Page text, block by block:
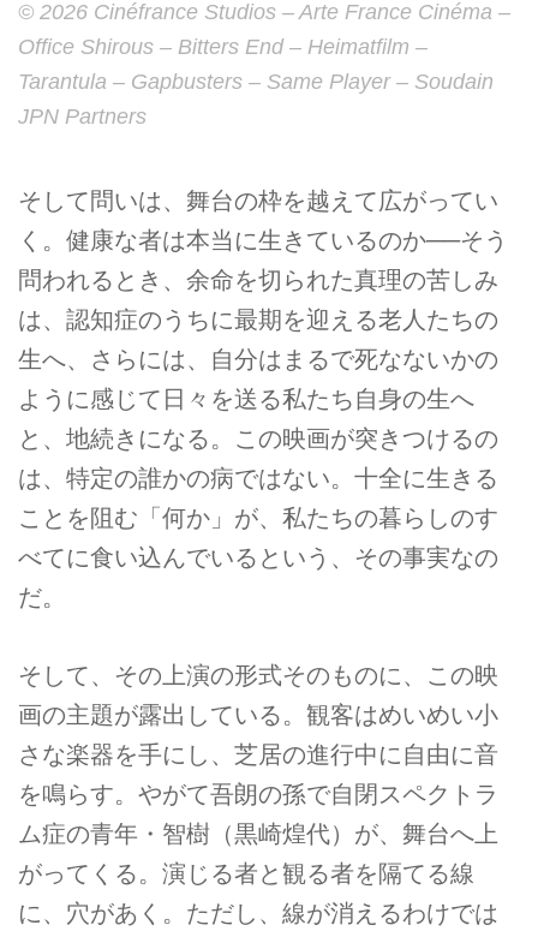
© 2026 Cinéfrance Studios – Arte France Cinéma –
Office Shirous – Bitters End – Heimatfilm –
Tarantula – Gapbusters – Same Player – Soudain
JPN Partners
そして問いは、舞台の枠を越えて広がってい
く。健康な者は本当に生きているのか──そう
問われるとき、余命を切られた真理の苦しみ
は、認知症のうちに最期を迎える老人たちの
生へ、さらには、自分はまるで死なないかの
ように感じて日々を送る私たち自身の生へ
と、地続きになる。この映画が突きつけるの
は、特定の誰かの病ではない。十全に生きる
ことを阻む「何か」が、私たちの暮らしのす
べてに食い込んでいるという、その事実なの
だ。
そして、その上演の形式そのものに、この映
画の主題が露出している。観客はめいめい小
さな楽器を手にし、芝居の進行中に自由に音
を鳴らす。やがて吾朗の孫で自閉スペクトラ
ム症の青年・智樹（黒崎煌代）が、舞台へ上
がってくる。演じる者と観る者を隔てる線
に、穴があく。ただし、線が消えるわけでは